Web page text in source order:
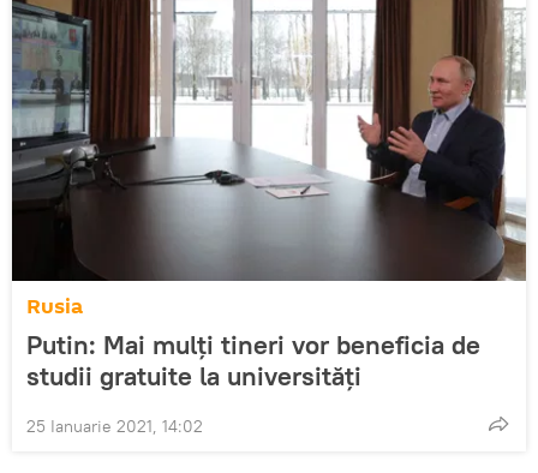
Rusia
Putin: Mai mulți tineri vor beneficia de
studii gratuite la universități
25 Ianuarie 2021, 14:02